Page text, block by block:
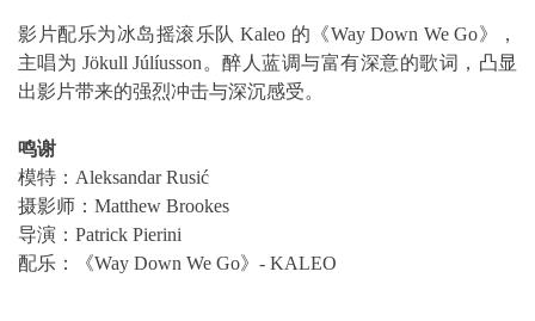
影片配乐为冰岛摇滚乐队 Kaleo 的《Way Down We Go》，
主唱为 Jökull Júlíusson。醉人蓝调与富有深意的歌词，凸显
出影片带来的强烈冲击与深沉感受。
鸣谢
模特：Aleksandar Rusić
摄影师：Matthew Brookes
导演：Patrick Pierini
配乐：《Way Down We Go》- KALEO